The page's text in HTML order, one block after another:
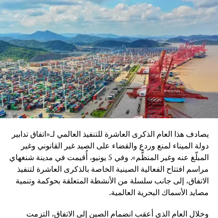
فتح أسواق جديدة أمام الشركات الصينية والدولية
وأشار إلى أن هذه المبادرة لم تعد تقتصر على آسيا فقط، بل
امتدت لتشمل إفريقيا وأوروبا وأمريكا اللاتينية، مما جعلها أحد
أهم محركات الاقتصاد العالمي في العقد الأخير.
ولم يغفل الباحث الجانب السياسي والدبلوماسي للمبادرة، حيث
أكد أنها تقوم على مبدأ “الربح المشترك” وليس الهيمنة، موضحاً
أن فلسفة الحزام والطريق تعتمد على بناء شراكات طويلة الأمد
تقوم على التنمية المشتركة واحترام خصوصية الدول.
وأضاف أن الصين من خلال هذه المبادرة تسعى إلى تقديم نموذج
جديد في العلاقات الدولية يقوم على التكامل الاقتصادي بدل
الصراع الجيوسياسي.
ورغم النجاحات المسجلة، توقف المحاضر عند مجموعة من
التحديات التي تواجه المبادرة، من أبرزها:
اختلاف القدرات الاقتصادية بين الدول المشاركة
يصادف هذا العام الذكرى العاشرة للتنفيذ العالمي لـ«اتفاق تدابير
دولة الميناء لمنع وردع والقضاء على الصيد غير القانوني وغير
المبلّغ عنه وغير المنظَّم». وفي 5 يونيو، أُقيمت في مدينة شنغهاي
مراسم افتتاح الفعالية الصينية الخاصة بالذكرى العاشرة لتنفيذ
الاتفاق، إلى جانب سلسلة من الأنشطة المتعلقة بحوكمة وتنمية
مصايد الأسماك البحرية العالمية.
وخلال العام الذي أعقب انضمام الصين إلى الاتفاق، التزمت